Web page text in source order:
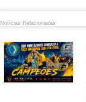
Notícias Relacionadas